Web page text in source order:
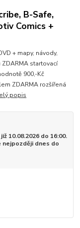
B-Safe,
Comics +
+ mapy, návody,
startovací
900,-Kč
ZDARMA rozšířená
popis
10.08.2026 do 16:00.
dnes do